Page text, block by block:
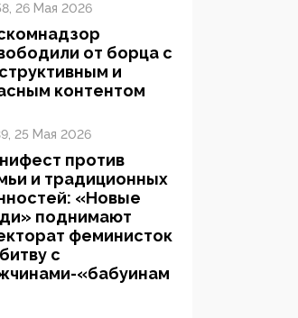
26 Мая 2026
от борца с
и
контентом
25 Мая 2026
против
и традиционных
«Новые
поднимают
феминисток
с
«бабуинам